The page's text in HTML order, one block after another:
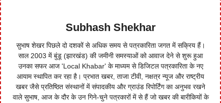
Subhash Shekhar
सुभाष शेखर पिछले दो दशकों से अधिक समय से पत्रकारिता जगत में सक्रिय हैं।
साल 2003 में बुंडू (झारखंड) की जमीनी समस्याओं को आवाज देने से शुरू हुआ
उनका सफर आज 'Local Khabar' के माध्यम से डिजिटल पत्रकारिता के नए
आयाम स्थापित कर रहा है। प्रभात खबर, ताजा टीवी, नक्षत्र न्यूज और राष्ट्रीय
खबर जैसे प्रतिष्ठित संस्थानों में संपादकीय और ग्राउंड रिपोर्टिंग का अनुभव रखने
वाले सुभाष, आज के दौर के उन गिने-चुने पत्रकारों में से हैं जो खबर की बारीकियों के